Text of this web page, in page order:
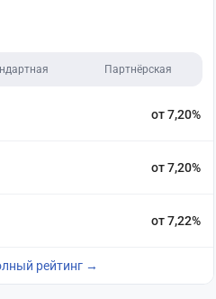
Партнёрская
от 7,20%
от 7,20%
от 7,22%
рейтинг →